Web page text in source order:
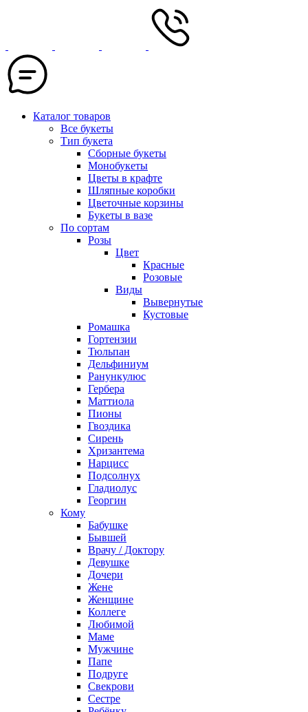
Каталог товаров
Все букеты
Тип букета
Сборные букеты
Монобукеты
Цветы в крафте
Шляпные коробки
Цветочные корзины
Букеты в вазе
По сортам
Розы
Цвет
Красные
Розовые
Виды
Вывернутые
Кустовые
Ромашка
Гортензии
Тюльпан
Дельфиниум
Ранункулюс
Гербера
Маттиола
Пионы
Гвоздика
Сирень
Хризантема
Нарцисс
Подсолнух
Гладиолус
Георгин
Кому
Бабушке
Бывшей
Врачу / Доктору
Девушке
Дочери
Жене
Женщине
Коллеге
Любимой
Маме
Мужчине
Папе
Подруге
Свекрови
Сестре